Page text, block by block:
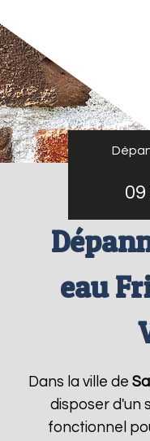
09
eau
Dans la ville de
disposer d'un
fonctionnel